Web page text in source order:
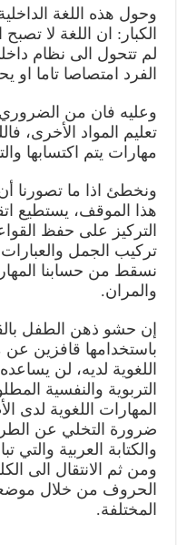
وحول هذه اللغة
الكبار: ان اللغة لا
لم تتحول الى نظام
الفرد امتصاصا تاما او
وعليه فان من الضروري
تعليم المواد الأخرى،
مهارات يتم اكتسابها
ونخطئ اذا ما تصورنا
هذا الموقف، يستطيع
التركيز على حفظ
تركيب الجمل
نسقط من حسابنا
والمران.
إن حشو ذهن الطفل
باستخدامها قافزين عن
اللغوية لديه، لن
التربوية والنفسية
المهارات اللغوية لدى
ضرورة التخلي عن
والكتابة العربية
ومن ثم الانتقال الى
الحروف من خلال
المختلفة.